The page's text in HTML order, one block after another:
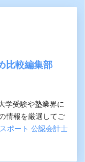
比較編集部
学受験や塾業界に
情報を厳選してご
ポート 公認会計士